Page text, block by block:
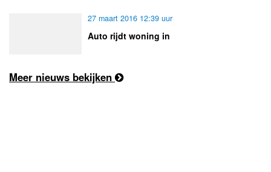
27 maart 2016 12:39 uur
Auto rijdt woning in
Meer nieuws bekijken